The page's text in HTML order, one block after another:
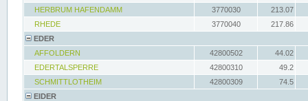
HERBRUM HAFENDAMM
3770030
213.07
RHEDE
3770040
217.86
EDER
AFFOLDERN
42800502
44.02
EDERTALSPERRE
42800310
49.2
SCHMITTLOTHEIM
42800309
74.5
EIDER